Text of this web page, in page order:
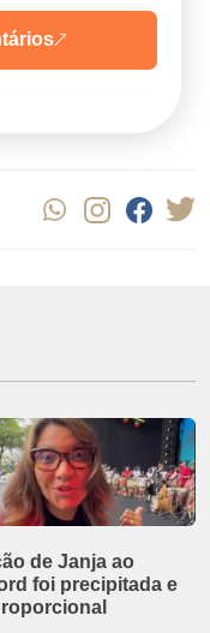
de Janja ao
foi precipitada e